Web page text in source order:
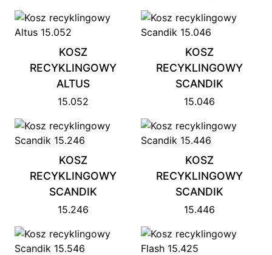
KOSZ
RECYKLINGOWY
ALTUS
15.052
KOSZ
RECYKLINGOWY
SCANDIK
15.046
KOSZ
RECYKLINGOWY
SCANDIK
15.246
KOSZ
RECYKLINGOWY
SCANDIK
15.446